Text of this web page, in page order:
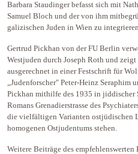
Barbara Staudinger befasst sich mit
Samuel Bloch und der von ihm
galizischen Juden in Wien zu
Gertrud Pickhan von der FU Berlin
Westjuden durch Joseph Roth und
ausgerechnet in einer Festschrift für
„Judenforscher" Peter-Heinz
Pickhan mithilfe des 1935 in jiddischer
Romans Grenadierstrasse des
die vielfältigen Varianten ostjüdischen
homogenen Ostjudentums stehen.
Weitere Beiträge des